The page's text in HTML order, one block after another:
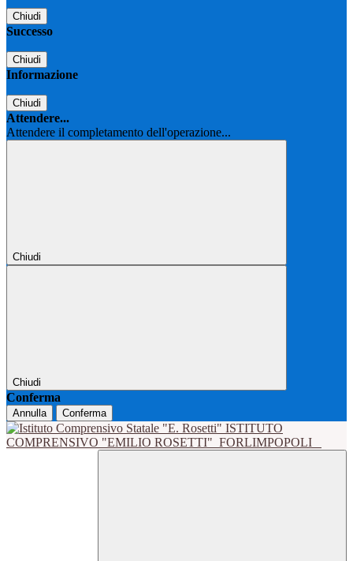
Chiudi
Successo
Chiudi
Informazione
Chiudi
Attendere...
Attendere il completamento dell'operazione...
Chiudi
Chiudi
Conferma
Annulla Conferma
ISTITUTO
COMPRENSIVO "EMILIO ROSETTI" FORLIMPOPOLI